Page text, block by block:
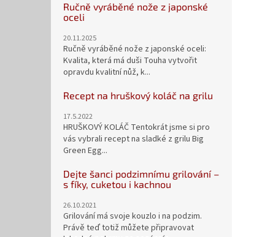
Ručně vyráběné nože z japonské
oceli
20.11.2025
Ručně vyráběné nože z japonské oceli:
Kvalita, která má duši Touha vytvořit
opravdu kvalitní nůž, k...
Recept na hruškový koláč na grilu
17.5.2022
HRUŠKOVÝ KOLÁČ Tentokrát jsme si pro
vás vybrali recept na sladké z grilu Big
Green Egg...
Dejte šanci podzimnímu grilování –
s fíky, cuketou i kachnou
26.10.2021
Grilování má svoje kouzlo i na podzim.
Právě teď totiž můžete připravovat